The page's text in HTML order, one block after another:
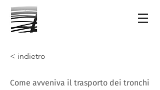
< indietro
Come avveniva il trasporto dei tronchi